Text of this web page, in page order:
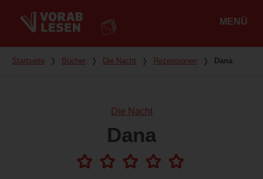
MENÜ
Du bist hier
Startseite ❭ Bücher ❭ Die Nacht ❭ Rezensionen ❭ Dana
Die Nacht
Dana